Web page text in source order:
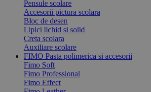
Pensule scolare
Accesorii pictura scolara
Bloc de desen
Lipici lichid si solid
Creta scolara
Auxiliare scolare
FIMO Pasta polimerica si accesorii
Fimo Soft
Fimo Professional
Fimo Effect